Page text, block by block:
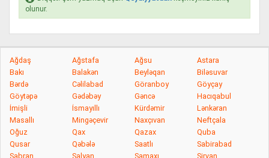
olunur.
Ağdaş Ağstafa Ağsu
Astara
Bakı
Balakən Beyləqan
Biləsuvar
Bərdə
Cəlilabad Göranboy
Göyçay
Göytəpə
Gədəbəy Gəncə
Hacıqabul
İmişli
İsmayıllı Kürdəmir
Lənkəran
Masallı
Mingəçevir Naxçıvan
Neftçala
Oğuz
Qax Qazax
Quba
Qusar
Qəbələ Saatlı
Sabirabad
Şabran
Salyan Şamaxı Şirvan